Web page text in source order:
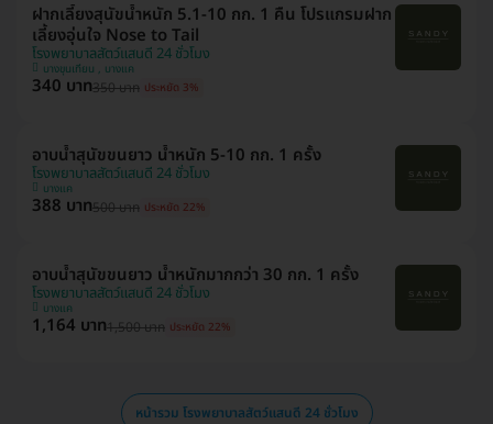
ฝากเลี้ยงสุนัขน้ำหนัก 5.1-10 กก. 1 คืน โปรแกรมฝาก
เลี้ยงอุ่นใจ Nose to Tail
โรงพยาบาลสัตว์แสนดี 24 ชั่วโมง
บางขุนเทียน , บางแค
340 บาท350 บาท ประหยัด 3%
อาบน้ำสุนัขขนยาว น้ำหนัก 5-10 กก. 1 ครั้ง
โรงพยาบาลสัตว์แสนดี 24 ชั่วโมง
บางแค
388 บาท500 บาท ประหยัด 22%
อาบน้ำสุนัขขนยาว น้ำหนักมากกว่า 30 กก. 1 ครั้ง
โรงพยาบาลสัตว์แสนดี 24 ชั่วโมง
บางแค
1,164 บาท1,500 บาท ประหยัด 22%
หน้ารวม โรงพยาบาลสัตว์แสนดี 24 ชั่วโมง